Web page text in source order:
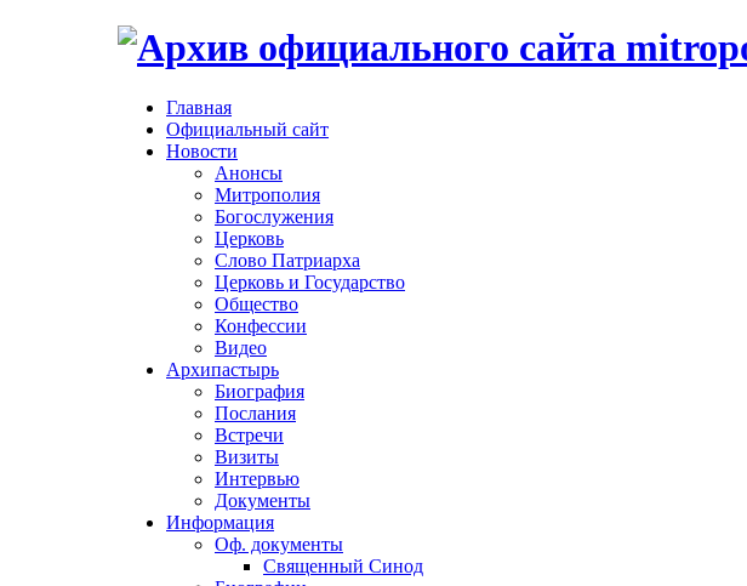
Главная
Официальный сайт
Новости
Анонсы
Митрополия
Богослужения
Церковь
Слово Патриарха
Церковь и Государство
Общество
Конфессии
Видео
Архипастырь
Биография
Послания
Встречи
Визиты
Интервью
Документы
Информация
Оф. документы
Священный Синод